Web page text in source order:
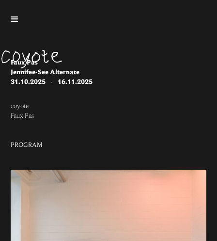
Faux Pas
Jennifee-See Alternate
31.10.2025
- 16.11.2025
coyote
Faux Pas
PROGRAM